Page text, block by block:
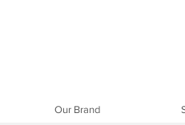
Our Brand